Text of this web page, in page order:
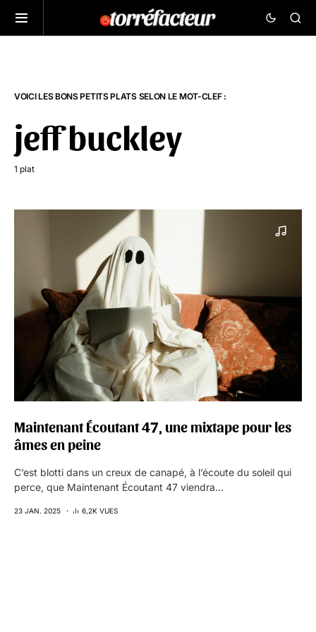
VOICI LES BONS PETITS PLATS SELON LE MOT-CLEF :
jeff buckley
1 plat
Maintenant Écoutant 47, une mixtape pour les
âmes en peine
C’est blotti dans un creux de canapé, à l’écoute du soleil qui
perce, que Maintenant Écoutant 47 viendra…
23 JAN. 2025 6,2K VUES